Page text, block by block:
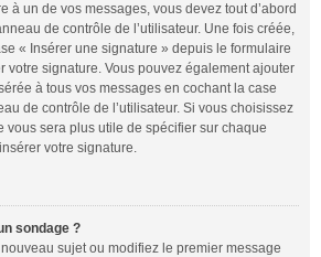
à un de vos messages, vous devez tout d’abord
de contrôle de l’utilisateur. Une fois créée,
« Insérer une signature » depuis le formulaire
votre signature. Vous pouvez également ajouter
à tous vos messages en cochant la case
de contrôle de l’utilisateur. Si vous choisissez
vous sera plus utile de spécifier sur chaque
votre signature.
sondage ?
sujet ou modifiez le premier message